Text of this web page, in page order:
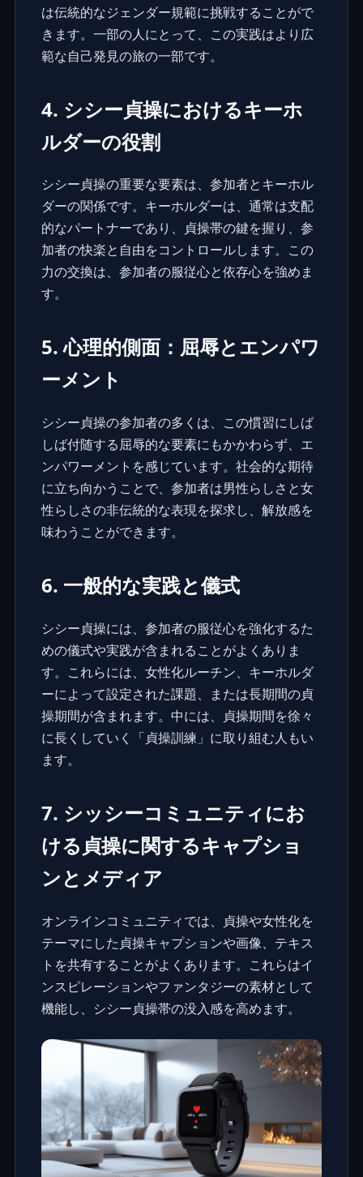
は伝統的なジェンダー規範に挑戦することがで
きます。一部の人にとって、この実践はより広
範な自己発見の旅の一部です。
4. シシー貞操におけるキーホ
ルダーの役割
シシー貞操の重要な要素は、参加者とキーホル
ダーの関係です。キーホルダーは、通常は支配
的なパートナーであり、貞操帯の鍵を握り、参
加者の快楽と自由をコントロールします。この
力の交換は、参加者の服従心と依存心を強めま
す。
5. 心理的側面：屈辱とエンパワ
ーメント
シシー貞操の参加者の多くは、この慣習にしば
しば付随する屈辱的な要素にもかかわらず、エ
ンパワーメントを感じています。社会的な期待
に立ち向かうことで、参加者は男性らしさと女
性らしさの非伝統的な表現を探求し、解放感を
味わうことができます。
6. 一般的な実践と儀式
シシー貞操には、参加者の服従心を強化するた
めの儀式や実践が含まれることがよくありま
す。これらには、女性化ルーチン、キーホルダ
ーによって設定された課題、または長期間の貞
操期間が含まれます。中には、貞操期間を徐々
に長くしていく「貞操訓練」に取り組む人もい
ます。
7. シッシーコミュニティにお
ける貞操に関するキャプショ
ンとメディア
オンラインコミュニティでは、貞操や女性化を
テーマにした 貞操キャプションや画像、テキス
トを共有することがよくあります。これらはイ
ンスピレーションやファンタジーの素材として
機能し、シシー貞操帯の没入感を高めます。